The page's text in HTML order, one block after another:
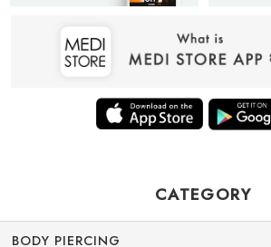
CATEGORY
BODY PIERCING